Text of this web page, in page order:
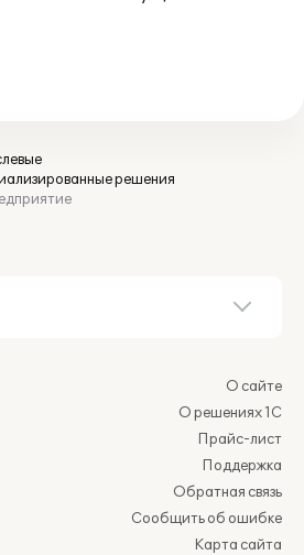
решения
О сайте
О решениях 1С
Прайс-лист
Поддержка
Обратная связь
Сообщить об ошибке
Карта сайта